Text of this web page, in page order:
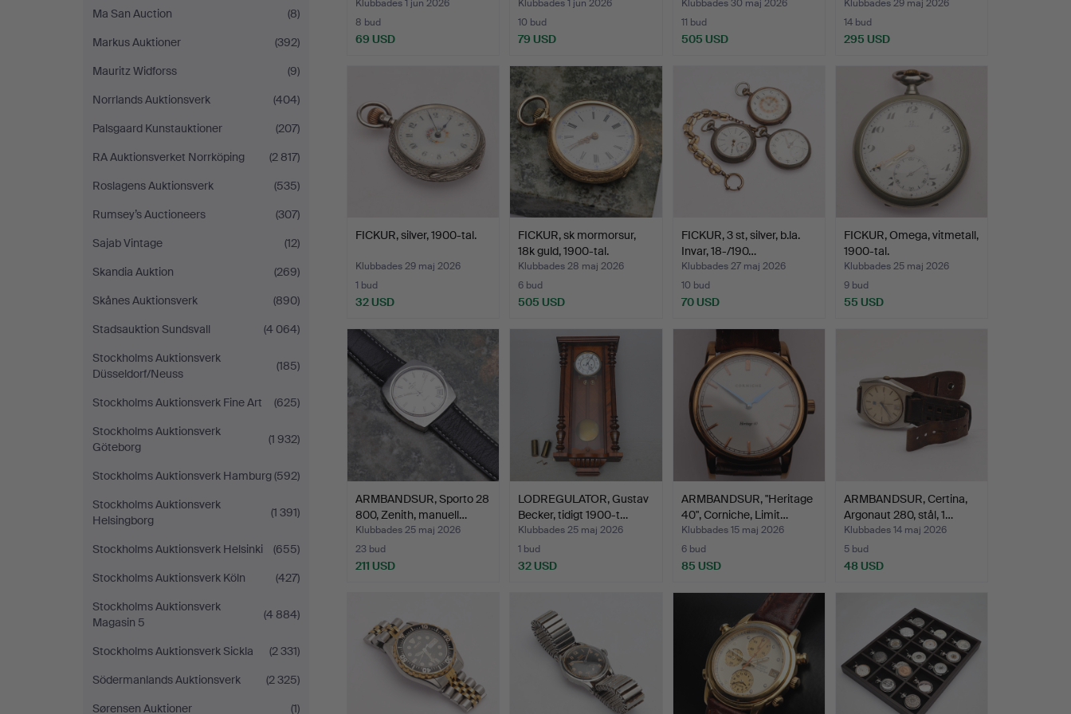
Ma San Auction
(8)
Markus Auktioner
(392)
Mauritz Widforss
(9)
Norrlands Auktionsverk
(404)
Palsgaard Kunstauktioner
(207)
RA Auktionsverket Norrköping
(2 817)
Roslagens Auktionsverk
(535)
Rumsey’s Auctioneers
(307)
Sajab Vintage
(12)
Skandia Auktion
(269)
Skånes Auktionsverk
(890)
Stadsauktion Sundsvall
(4 064)
Stockholms Auktionsverk
Düsseldorf/Neuss
(185)
Stockholms Auktionsverk Fine Art
(625)
Stockholms Auktionsverk
Göteborg
(1 932)
Stockholms Auktionsverk Hamburg(592)
Stockholms Auktionsverk
Helsingborg
(1 391)
Stockholms Auktionsverk Helsinki
(655)
Stockholms Auktionsverk Köln
(427)
Stockholms Auktionsverk
Magasin 5
(4 884)
Stockholms Auktionsverk Sickla
(2 331)
Södermanlands Auktionsverk
(2 325)
Sørensen Auktioner
(1)
Klubbades 1 jun 2026
8 bud
69 USD
Klubbades 1 jun 2026
10 bud
79 USD
Klubbades 30 maj 2026
11 bud
505 USD
Klubbades 29 maj 2026
14 bud
295 USD
FICKUR, silver, 1900-tal.
Klubbades 29 maj 2026
1 bud
32 USD
FICKUR, sk mormorsur,
18k guld, 1900-tal.
Klubbades 28 maj 2026
6 bud
505 USD
FICKUR, 3 st, silver, b.la.
Invar, 18-/190…
Klubbades 27 maj 2026
10 bud
70 USD
FICKUR, Omega, vitmetall,
1900-tal.
Klubbades 25 maj 2026
9 bud
55 USD
ARMBANDSUR, Sporto 28
800, Zenith, manuell…
Klubbades 25 maj 2026
23 bud
211 USD
LODREGULATOR, Gustav
Becker, tidigt 1900-t…
Klubbades 25 maj 2026
1 bud
32 USD
ARMBANDSUR, "Heritage
40", Corniche, Limit…
Klubbades 15 maj 2026
6 bud
85 USD
ARMBANDSUR, Certina,
Argonaut 280, stål, 1…
Klubbades 14 maj 2026
5 bud
48 USD